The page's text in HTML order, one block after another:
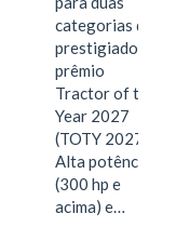
categorias do
prestigiado
prêmio
Tractor of the
Year 2027
(TOTY 2027:
Alta potência
(300 hp e
acima) e…